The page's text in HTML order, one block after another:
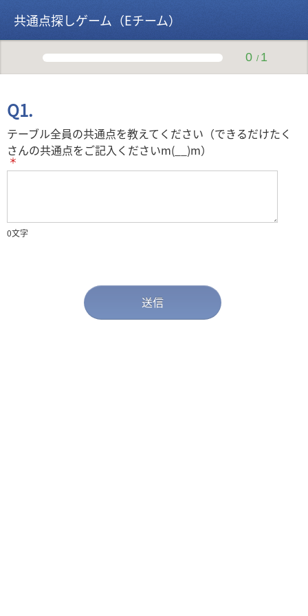
共通点探しゲーム（Eチーム）
0 / 1
Q1.
テーブル全員の共通点を教えてください（できるだけたく
さんの共通点をご記入くださいm(__)m）
＊
0文字
送信